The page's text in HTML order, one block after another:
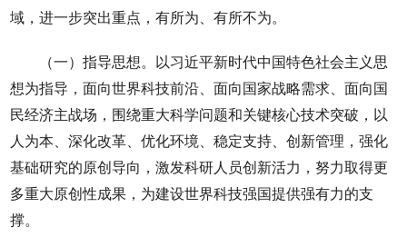
域，进一步突出重点，有所为、有所不为。
（一）指导思想。以习近平新时代中国特色社会主义思
想为指导，面向世界科技前沿、面向国家战略需求、面向国
民经济主战场，围绕重大科学问题和关键核心技术突破，以
人为本、深化改革、优化环境、稳定支持、创新管理，强化
基础研究的原创导向，激发科研人员创新活力，努力取得更
多重大原创性成果，为建设世界科技强国提供强有力的支
撑。